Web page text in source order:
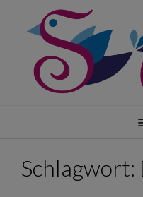
content
Schlagwort: